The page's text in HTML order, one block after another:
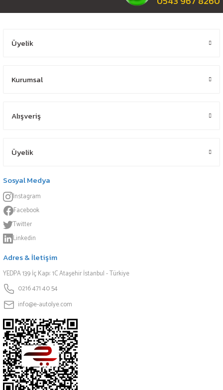
Üyelik
Kurumsal
Alışveriş
Üyelik
Sosyal Medya
Instagram
Facebook
Twitter
Linkedin
Adres & İletişim
YEDPA 139 İç Kapı: 1C Ataşehir İstanbul - Türkiye
0216 471 40 54
info@e-autolye.com